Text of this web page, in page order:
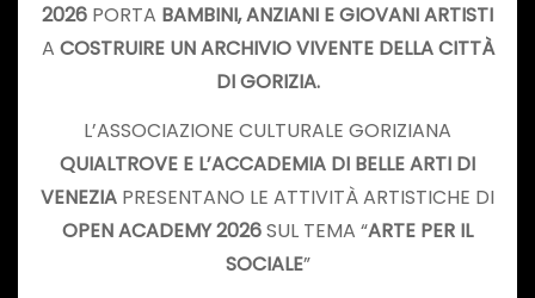
2026 PORTA BAMBINI, ANZIANI E GIOVANI ARTISTI
A COSTRUIRE UN ARCHIVIO VIVENTE DELLA CITTÀ
DI GORIZIA.
L’ASSOCIAZIONE CULTURALE GORIZIANA
QUIALTROVE E L’ACCADEMIA DI BELLE ARTI DI
VENEZIA PRESENTANO LE ATTIVITÀ ARTISTICHE DI
OPEN ACADEMY 2026SUL TEMA “ARTE PER IL
SOCIALE”